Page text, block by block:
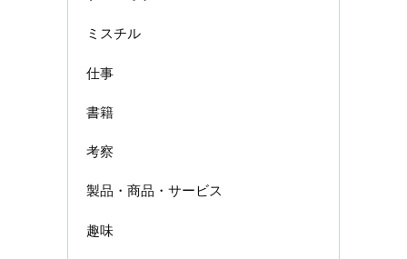
ミスチル
仕事
書籍
考察
製品・商品・サービス
趣味